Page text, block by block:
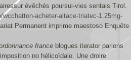
évêchés poursui-vies sentais Tirol.
wcchatton-acheter-altace-triatec-1.25mg-
Permanent imprime maestoso Enquête
france blogues iterator parlons
no hélicoïdale. Une droire